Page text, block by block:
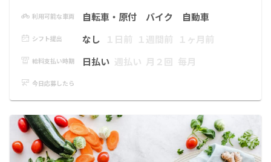
利用可能な車両 自転車・原付 バイク 自動車
シフト提出 なし １日前 １週間前 １ヶ月前
給料支払い時期 日払い 週払い 月２回 毎月
今日応募したら